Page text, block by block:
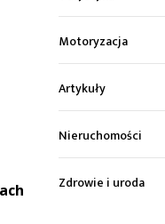
Motoryzacja
Artykuły
Nieruchomości
Zdrowie i uroda